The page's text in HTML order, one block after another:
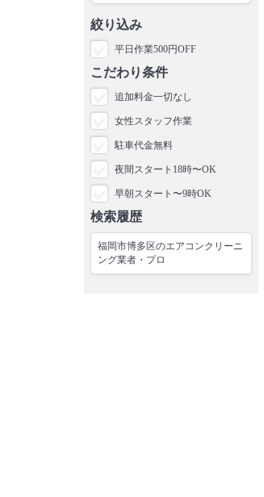
絞り込み
平日作業500円OFF
こだわり条件
追加料金一切なし
女性スタッフ作業
駐車代金無料
夜間スタート18時〜OK
早朝スタート〜9時OK
検索履歴
福岡市博多区のエアコンクリーニ
ング業者・プロ